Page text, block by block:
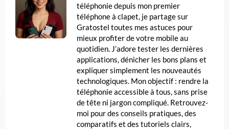
téléphonie depuis mon premier
téléphone à clapet, je partage sur
Gratostel toutes mes astuces pour
mieux profiter de votre mobile au
quotidien. J’adore tester les dernières
applications, dénicher les bons plans et
expliquer simplement les nouveautés
technologiques. Mon objectif : rendre la
téléphonie accessible à tous, sans prise
de tête ni jargon compliqué. Retrouvez-
moi pour des conseils pratiques, des
comparatifs et des tutoriels clairs,